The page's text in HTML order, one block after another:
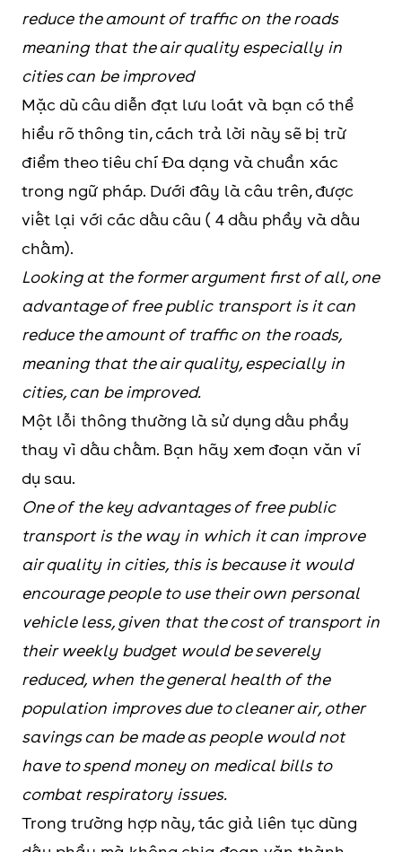
reduce the amount of traffic on the roads
meaning that the air quality especially in
cities can be improved
Mặc dù câu diễn đạt lưu loát và bạn có thể
hiểu rõ thông tin, cách trả lời này sẽ bị trừ
điểm theo tiêu chí Đa dạng và chuẩn xác
trong ngữ pháp. Dưới đây là câu trên, được
viết lại với các dấu câu ( 4 dấu phẩy và dấu
chấm).
Looking at the former argument first of all, one
advantage of free public transport is it can
reduce the amount of traffic on the roads,
meaning that the air quality, especially in
cities, can be improved.
Một lỗi thông thường là sử dụng dấu phẩy
thay vì dấu chấm. Bạn hãy xem đoạn văn ví
dụ sau.
One of the key advantages of free public
transport is the way in which it can improve
air quality in cities, this is because it would
encourage people to use their own personal
vehicle less, given that the cost of transport in
their weekly budget would be severely
reduced, when the general health of the
population improves due to cleaner air, other
savings can be made as people would not
have to spend money on medical bills to
combat respiratory issues.
Trong trường hợp này, tác giả liên tục dùng